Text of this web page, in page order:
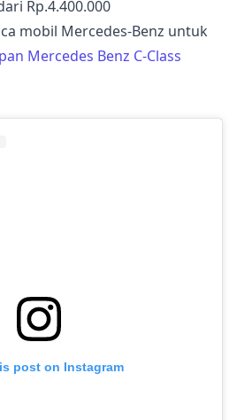
Rp.4.400.000
mobil Mercedes-Benz untuk
Mercedes Benz C-Class
post on Instagram